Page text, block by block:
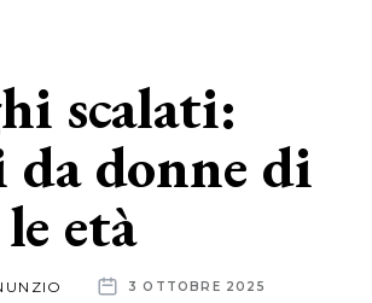
scalati:
da donne di
età
3 OTTOBRE 2025